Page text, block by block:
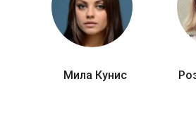
Мила Кунис